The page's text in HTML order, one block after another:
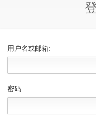
用户名或邮箱:
密码: